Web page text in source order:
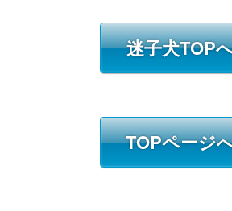
迷子犬TOP
TOPページ